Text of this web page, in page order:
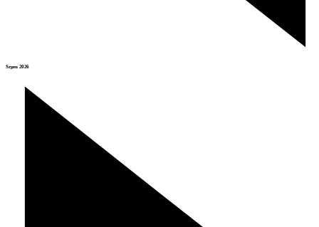
Srpen 2026